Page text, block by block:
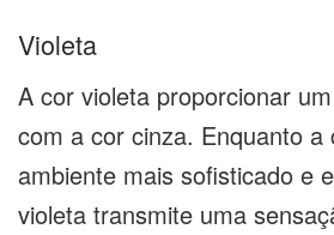
Violeta
A cor violeta proporcionar
com a cor cinza. Enquanto a
ambiente mais sofisticado e
violeta transmite uma